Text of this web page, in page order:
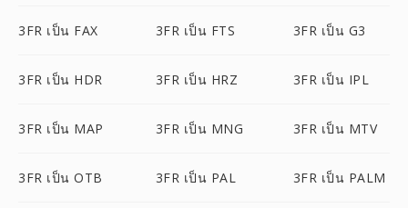
3FR เป็น FAX 3FR เป็น FTS 3FR เป็น G3
3FR เป็น HDR 3FR เป็น HRZ 3FR เป็น IPL
3FR เป็น MAP 3FR เป็น MNG 3FR เป็น MTV
3FR เป็น OTB 3FR เป็น PAL 3FR เป็น PALM